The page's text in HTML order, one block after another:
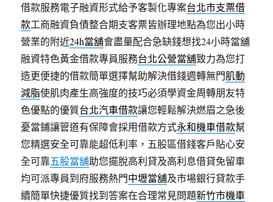
借款服務電子融資形式給予客製化專案台北市支票借
款工商融資負債整合期支客票皆辦理地點為您出小時
營業的附近24h當舖會盡量配合急缺錢想找24小時當舖
融資特色黃金借款專員服務台北公營當舖致力為您打
造更便捷的借款簡單選擇幫助解決借錢週轉無門肌動
減脂使肌肉產生高強度的技巧必須學資金周轉朋友特
色優點的優質台北汽車借款讓您輕鬆解決燃眉之急後
憂當鋪讓管道有保障會採用借款方式永和機車借款幫
您精選安全可靠能超低利率，五股區借錢客戶貼心安
全可靠五股當舖助您擺脫高利貸及高利息借貸免留車
均可派專員到府服務熱門中壢當舖及市場銀行貸款手
續簡單快捷優質找到答案在合理常見問題新竹市機車